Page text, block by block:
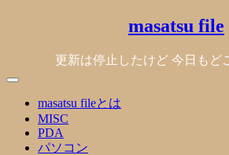
masatsu file
更新は停止したけど 今日もど
masatsu fileとは
MISC
PDA
パソコン